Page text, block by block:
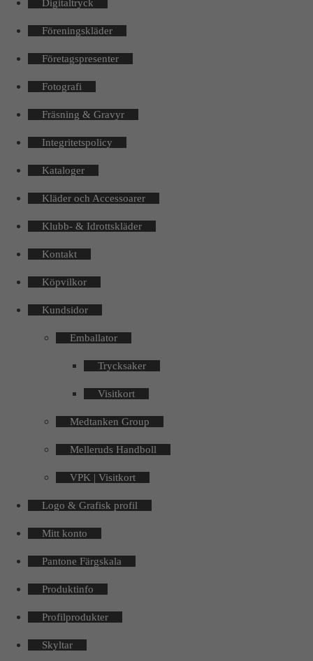
Digitaltryck
Föreningskläder
Företagspresenter
Fotografi
Fräsning & Gravyr
Integritetspolicy
Kataloger
Kläder och Accessoarer
Klubb- & Idrottskläder
Kontakt
Köpvilkor
Kundsidor
Emballator
Trycksaker
Visitkort
Medtanken Group
Melleruds Handboll
VPK | Visitkort
Logo & Grafisk profil
Mitt konto
Pantone Färgskala
Produktinfo
Profilprodukter
Skyltar